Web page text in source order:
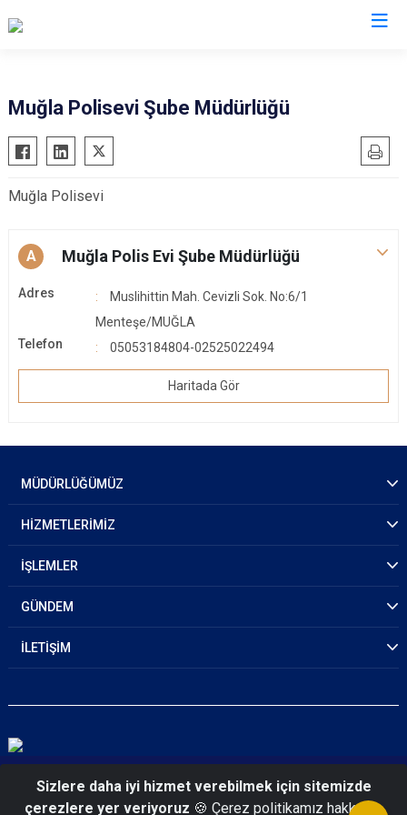
Muğla Polisevi Şube Müdürlüğü
Muğla Polisevi
A Muğla Polis Evi Şube Müdürlüğü
Adres
Muslihittin Mah. Cevizli Sok. No:6/1
Menteşe/MUĞLA
Telefon
05053184804-02525022494
Haritada Gör
MÜDÜRLÜĞÜMÜZ
HİZMETLERİMİZ
İŞLEMLER
GÜNDEM
İLETİŞİM
© 2026 Muğla Emniyet Müdürlüğü
Sizlere daha iyi hizmet verebilmek için sitemizde
çerezlere yer veriyoruz 🍪 Çerez politikamız hakkında